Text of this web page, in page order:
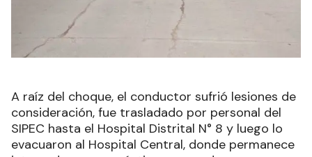
A raíz del choque, el conductor sufrió lesiones de
consideración, fue trasladado por personal del
SIPEC hasta el Hospital Distrital N° 8 y luego lo
evacuaron al Hospital Central, donde permanece